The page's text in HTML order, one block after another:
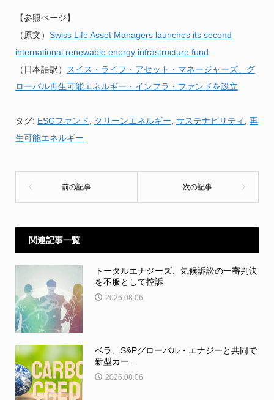
【参照ページ】
（原文） Swiss Life Asset Managers launches its second
international renewable energy infrastructure fund
（日本語訳） スイス・ライフ・アセット・マネージャーズ、グ
ローバル再生可能エネルギー・インフラ・ファンドを設立
タグ: ESGファンド, クリーンエネルギー, サステナビリティ , 再
生可能エネルギー
関連記事一覧
トータルエナジーズ、気候訴訟の一審判決
を不服として控訴
2026.08.06
ベラ、S&Pグローバル・エナジーと共同で
新型カー...
2026.08.06